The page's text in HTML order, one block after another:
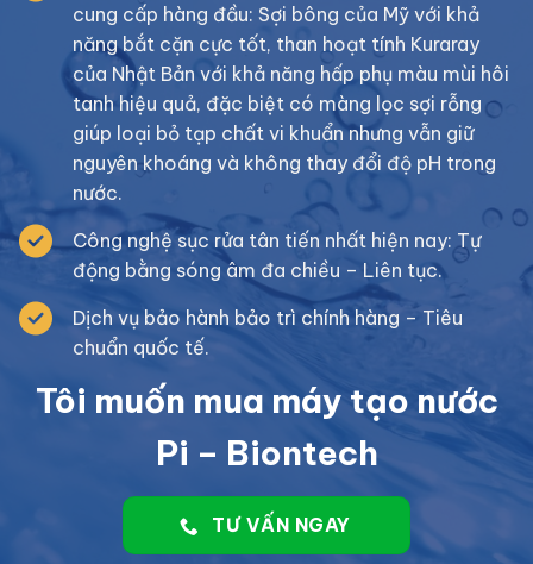
cung cấp hàng đầu: Sợi bông của Mỹ với khả
năng bắt cặn cực tốt, than hoạt tính Kuraray
của Nhật Bản với khả năng hấp phụ màu mùi hôi
tanh hiệu quả, đặc biệt có màng lọc sợi rỗng
giúp loại bỏ tạp chất vi khuẩn nhưng vẫn giữ
nguyên khoáng và không thay đổi độ pH trong
nước.
Công nghệ sục rửa tân tiến nhất hiện nay: Tự
động bằng sóng âm đa chiều – Liên tục.
Dịch vụ bảo hành bảo trì chính hàng – Tiêu
chuẩn quốc tế.
Tôi muốn mua máy tạo nước
Pi – Biontech
TƯ VẤN NGAY